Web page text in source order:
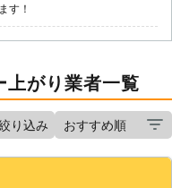
す！
上がり業者一覧
り込み